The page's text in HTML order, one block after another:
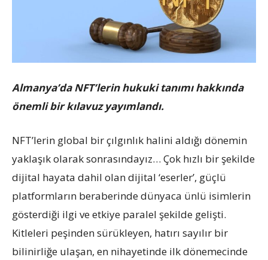
Almanya’da NFT’lerin hukuki tanımı hakkında
önemli bir kılavuz yayımlandı.
NFT’lerin global bir çılgınlık halini aldığı dönemin
yaklaşık olarak sonrasındayız… Çok hızlı bir şekilde
dijital hayata dahil olan dijital ‘eserler’, güçlü
platformların beraberinde dünyaca ünlü isimlerin
gösterdiği ilgi ve etkiye paralel şekilde gelişti.
Kitleleri peşinden sürükleyen, hatırı sayılır bir
bilinirliğe ulaşan, en nihayetinde ilk dönemecinde